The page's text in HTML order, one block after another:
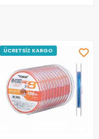
ÜCRETSİZ KARGO